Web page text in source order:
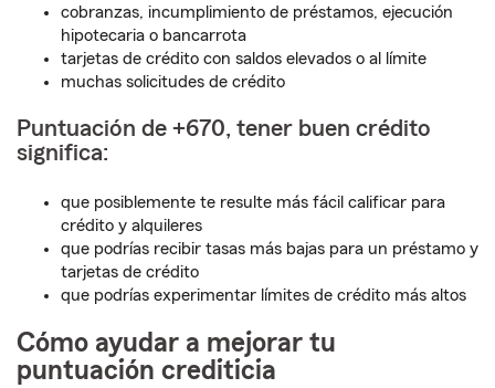
cobranzas, incumplimiento de préstamos, ejecución
hipotecaria o bancarrota
tarjetas de crédito con saldos elevados o al límite
muchas solicitudes de crédito
Puntuación de +670, tener buen crédito
significa:
que posiblemente te resulte más fácil calificar para
crédito y alquileres
que podrías recibir tasas más bajas para un préstamo y
tarjetas de crédito
que podrías experimentar límites de crédito más altos
Cómo ayudar a mejorar tu
puntuación crediticia